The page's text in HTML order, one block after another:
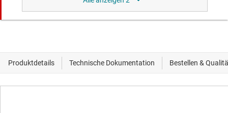
Verbessertes Produkt – Operationsverstärker Advanced
higher output current (8 mA)